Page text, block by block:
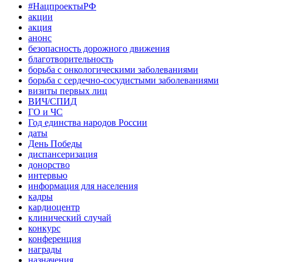
#НацпроектыРФ
акции
акция
анонс
безопасность дорожного движения
благотворительность
борьба с онкологическими заболеваниями
борьба с сердечно-сосудистыми заболеваниями
визиты первых лиц
ВИЧ/СПИД
ГО и ЧС
Год единства народов России
даты
День Победы
диспансеризация
донорство
интервью
информация для населения
кадры
кардиоцентр
клинический случай
конкурс
конференция
награды
назначения